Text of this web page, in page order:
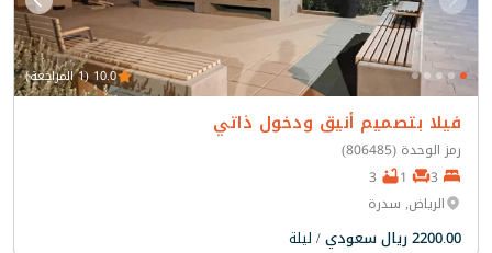
10.0 (1 المراجعة)
فيلا بتصميم أنيق ودخول ذاتي
رمز الوحدة (806485)
الرياض, سدرة
2200.00 ريال سعودي / ليلة